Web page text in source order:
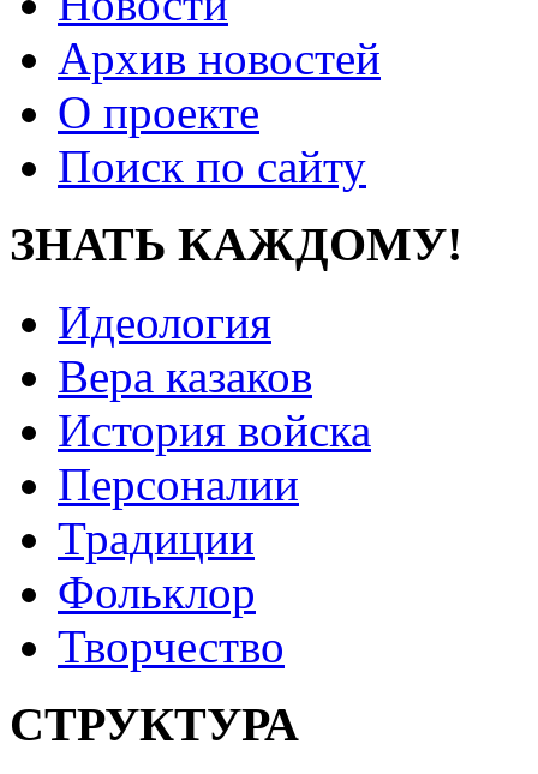
Архив новостей
О проекте
Поиск по сайту
ЗНАТЬ КАЖДОМУ!
Идеология
Вера казаков
История войска
Персоналии
Традиции
Фольклор
Творчество
СТРУКТУРА